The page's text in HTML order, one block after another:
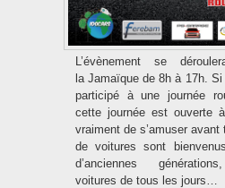
L’évènement se
la Jamaïque de 8h à 17h.
participé à une journée
cette journée est ouverte
vraiment de s’amuser
de voitures sont
d’anciennes
voitures de tous les jours…